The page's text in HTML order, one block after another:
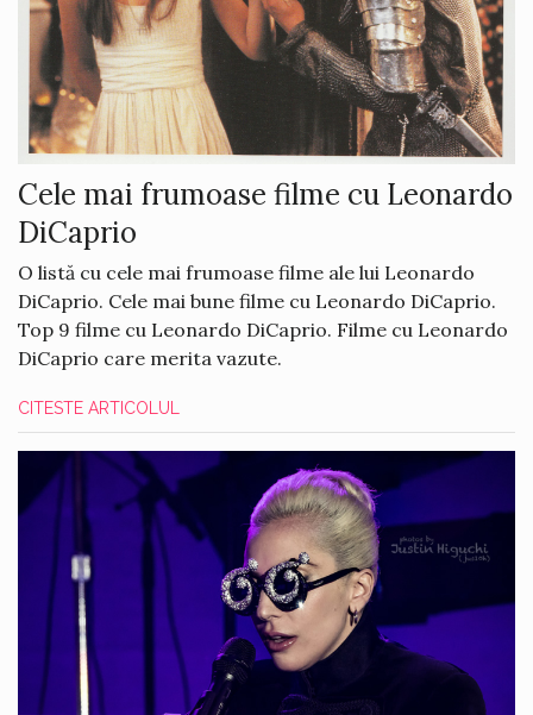
Cele mai frumoase filme cu Leonardo
DiCaprio
O listă cu cele mai frumoase filme ale lui Leonardo
DiCaprio. Cele mai bune filme cu Leonardo DiCaprio.
Top 9 filme cu Leonardo DiCaprio. Filme cu Leonardo
DiCaprio care merita vazute.
CITESTE ARTICOLUL